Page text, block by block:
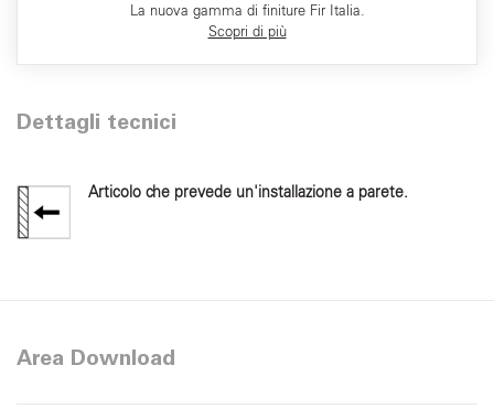
La nuova gamma di finiture Fir Italia.
Scopri di più
Dettagli tecnici
Articolo che prevede un'installazione a parete.
Area Download